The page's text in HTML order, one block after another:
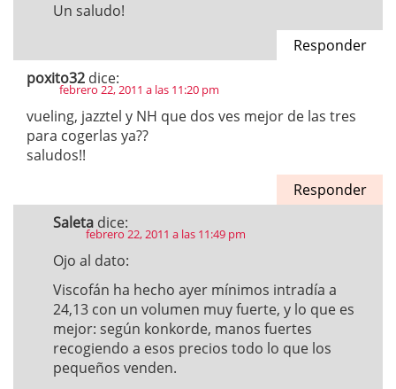
Un saludo!
Responder
poxito32 dice:
febrero 22, 2011 a las 11:20 pm
vueling, jazztel y NH que dos ves mejor de las tres
para cogerlas ya??
saludos!!
Responder
Saleta dice:
febrero 22, 2011 a las 11:49 pm
Ojo al dato:
Viscofán ha hecho ayer mínimos intradía a
24,13 con un volumen muy fuerte, y lo que es
mejor: según konkorde, manos fuertes
recogiendo a esos precios todo lo que los
pequeños venden.